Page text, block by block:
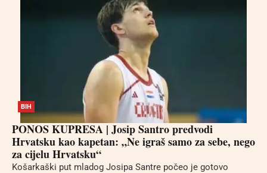
BIH
PONOS KUPRESA | Josip Santro predvodi
Hrvatsku kao kapetan: „Ne igraš samo za sebe, nego
za cijelu Hrvatsku“
Košarkaški put mladog Josipa Santre počeo je gotovo